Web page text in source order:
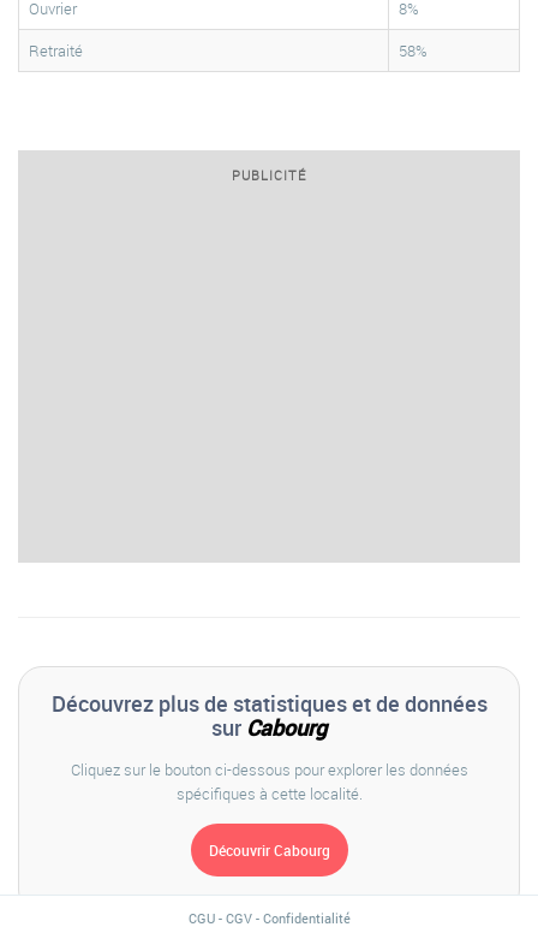
Ouvrier
8%
Retraité
58%
PUBLICITÉ
Découvrez plus de statistiques et de données
sur Cabourg
Cliquez sur le bouton ci-dessous pour explorer les données
spécifiques à cette localité.
CGU- CGV- Confidentialité